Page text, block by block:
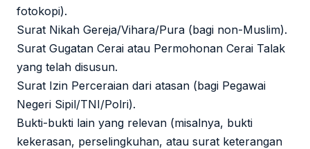
fotokopi).
Surat Nikah Gereja/Vihara/Pura (bagi non-Muslim).
Surat Gugatan Cerai atau Permohonan Cerai Talak
yang telah disusun.
Surat Izin Perceraian dari atasan (bagi Pegawai
Negeri Sipil/TNI/Polri).
Bukti-bukti lain yang relevan (misalnya, bukti
kekerasan, perselingkuhan, atau surat keterangan